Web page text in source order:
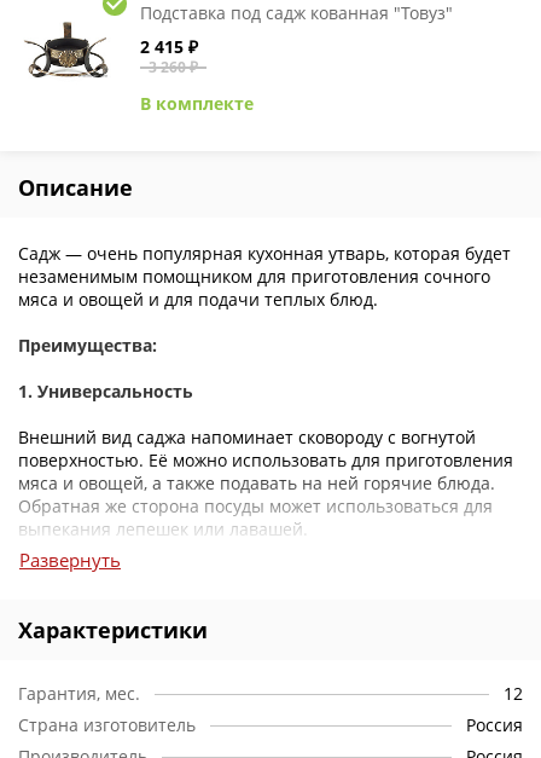
Подставка под садж кованная "Товуз"
2 415 ₽
3 260 ₽
В комплекте
Описание
Садж — очень популярная кухонная утварь, которая будет
незаменимым помощником для приготовления сочного
мяса и овощей и для подачи теплых блюд.
Преимущества:
1. Универсальность
Внешний вид саджа напоминает сковороду с вогнутой
поверхностью. Её можно использовать для приготовления
мяса и овощей, а также подавать на ней горячие блюда.
Обратная же сторона посуды может использоваться для
выпекания лепешек или лавашей.
2. Уникальность конструкции
Необычная конструкция саджа способствует тому, что
пища на нем долго остается горячей.
3. Легкость
Данная модель изготовлена из стали. Благодаря этому
Развернуть
Характеристики
Гарантия, мес.
12
Страна изготовитель
Россия